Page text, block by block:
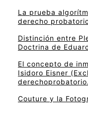
La prueba
derecho
Distinción entre
Doctrina de
El concepto de
Isidoro Eisner
Couture y la